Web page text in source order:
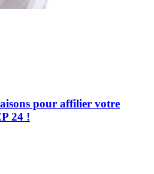
pour affilier votre
24 !